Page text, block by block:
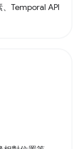
Temporal API